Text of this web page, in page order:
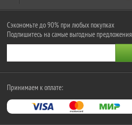
Сэкономьте до 90% при любых покупках
Подпишитесь на самые выгодные предложения
Принимаем к оплате: